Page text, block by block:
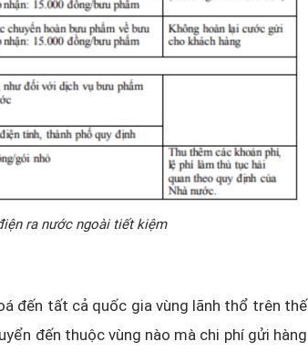
ra nước ngoài tiết kiệm
đến tất cả quốc gia vùng lãnh thổ trên thế
đến thuộc vùng nào mà chi phí gửi hàng